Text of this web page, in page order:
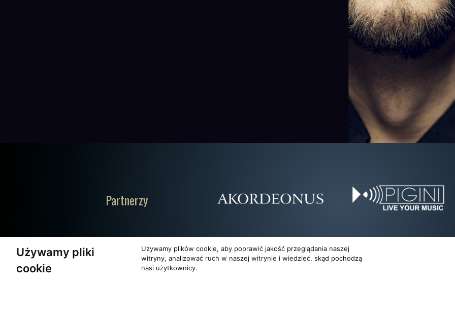
Używamy pliki
cookie
Używamy plików cookie, aby poprawić jakość przeglądania naszej
witryny, analizować ruch w naszej witrynie i wiedzieć, skąd pochodzą
nasi użytkownicy.
Partnerzy